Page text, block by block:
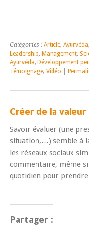
Catégories : Article, Ayurvéda,
Leadership, Management,
Ayurvéda, Développement
Témoignage, Vidéo
Créer de la
Savoir évaluer (une
situation,…) semble à
les réseaux sociaux
commentaire, même si
quotidien pour
Partager :